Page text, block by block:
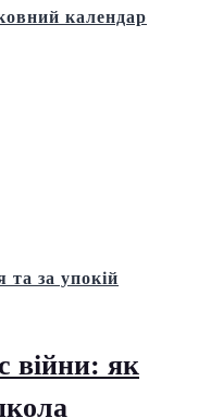
календар
та за упокій
війни: як